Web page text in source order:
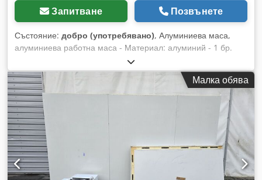
Запитване Позвънете
Състояние: добро (употребявано), Алуминиева маса,
алуминиева работна маса - Материал: алуминий - 1 бр.
основен под Dcsdpfx Acob Rgyqs Aek - 2 бр. работни
плотове от пластмаса - Размери: 1210/2010/H800 мм -
Тегло: 70 кг
Малка обява